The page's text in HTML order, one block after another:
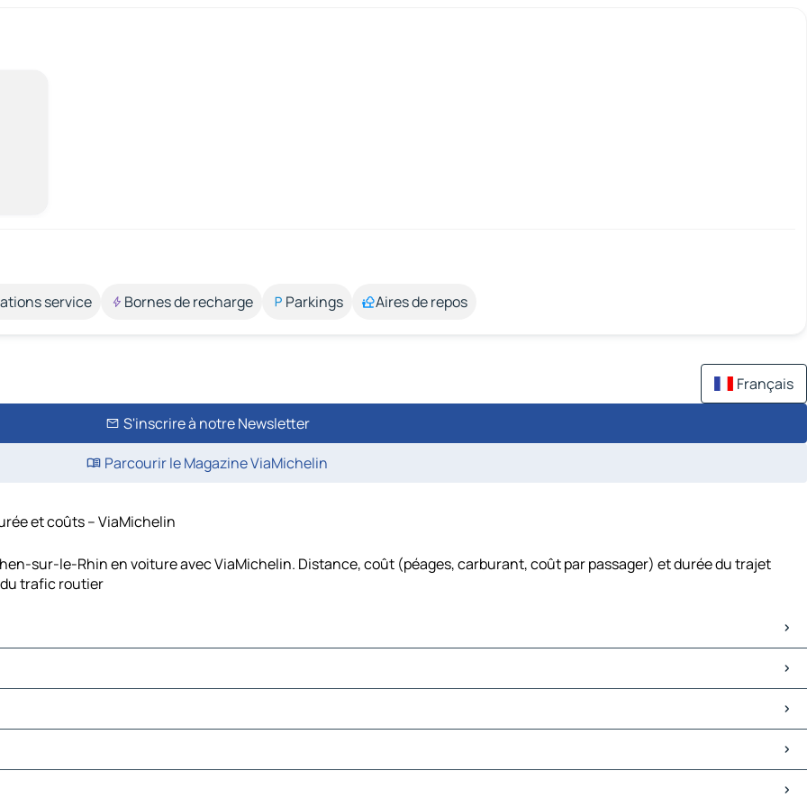
service Bornes de recharge Parkings Aires de repos
Français
S'inscrire à notre Newsletter
Parcourir le Magazine ViaMichelin
et coûts – ViaMichelin
sur-le-Rhin en voiture avec ViaMichelin. Distance, coût (péages, carburant, coût par passager) et durée du trajet
trafic routier